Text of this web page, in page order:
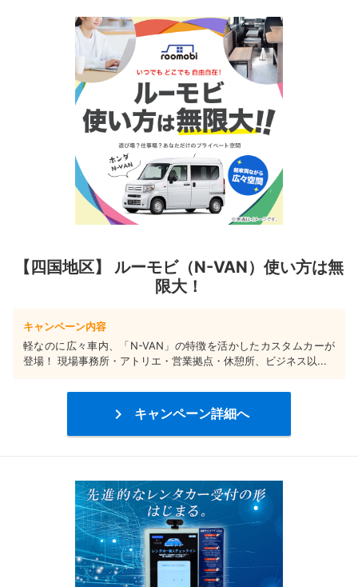
【四国地区】 ルーモビ（N-VAN）使い方は無
限大！
キャンペーン内容
軽なのに広々車内、「N-VAN」の特徴を活かしたカスタムカーが
登場！ 現場事務所・アトリエ・営業拠点・休憩所、ビジネス以...
 キャンペーン詳細へ